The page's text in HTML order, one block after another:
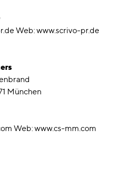
Web: www.scrivo-pr.de
München
Web: www.cs-mm.com